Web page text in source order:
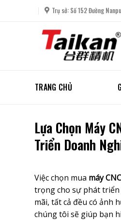
Trụ sở: Số 152 Đường
TRANG CHỦ
Lựa Chọn Máy
Triển Doanh
Việc chọn mua máy
trọng cho sự phát triển
mãi, tất cả đều có ảnh
chúng tôi sẽ giúp bạn